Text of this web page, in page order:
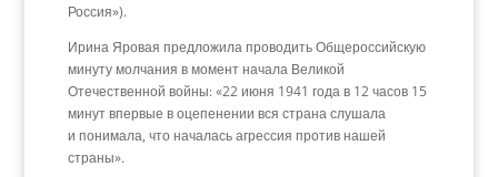
Россия»).
Ирина Яровая предложила проводить Общероссийскую
минуту молчания в момент начала Великой
Отечественной войны: «22 июня 1941 года в 12 часов 15
минут впервые в оцепенении вся страна слушала
и понимала, что началась агрессия против нашей
страны».